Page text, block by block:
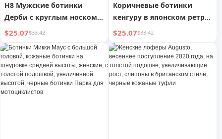
H8 Мужские ботинки
Дерби с круглым носком,
толстая подошва,
увеличенный рост, 2025
Новые, чистая посадка,
спортивные, для отдыха, с
большим носком
$25.07$33.42
Коричневые ботинки
кенгуру в японском ретро-
стиле для мужчин, новые
поступления 2025 года для
женщин, ботинки на
толстой подошве с
квадратным носком,
дерби, повседневные
$25.07$33.42